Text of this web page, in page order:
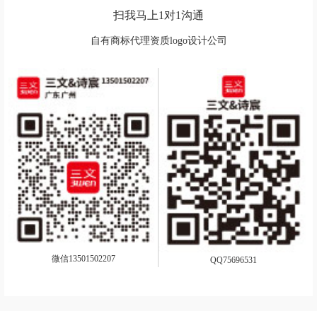
扫我马上1对1沟通
自有商标代理资质logo设计公司
微信13501502207 QQ75696531